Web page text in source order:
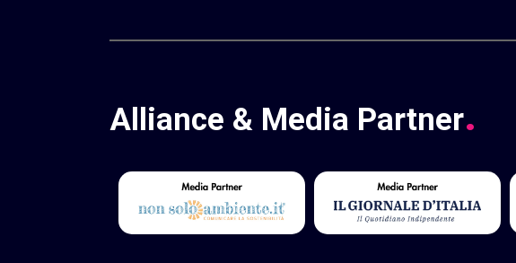
Alliance & Media Partner.